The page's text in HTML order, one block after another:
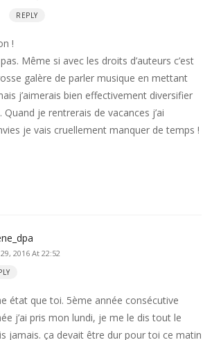
REPLY
!
Même si avec les droits d’auteurs c’est
galère de parler musique en mettant
j’aimerais bien effectivement diversifier
je rentrerais de vacances j’ai
je vais cruellement manquer de temps !
2016 At 22:52
état que toi. 5ème année consécutive
j’ai pris mon lundi, je me le dis tout le
jamais. ça devait être dur pour toi ce matin